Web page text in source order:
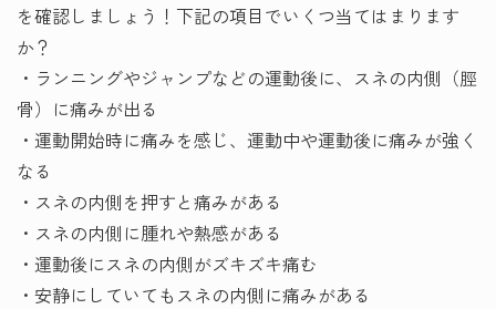
を確認しましょう！下記の項目でいくつ当てはまります
か？
・ランニングやジャンプなどの運動後に、スネの内側（脛
骨）に痛みが出る
・運動開始時に痛みを感じ、運動中や運動後に痛みが強く
なる
・スネの内側を押すと痛みがある
・スネの内側に腫れや熱感がある
・運動後にスネの内側がズキズキ痛む
・安静にしていてもスネの内側に痛みがある